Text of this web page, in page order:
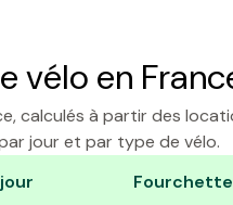
vélo en
calculés à partir des
jour et par type de vélo.